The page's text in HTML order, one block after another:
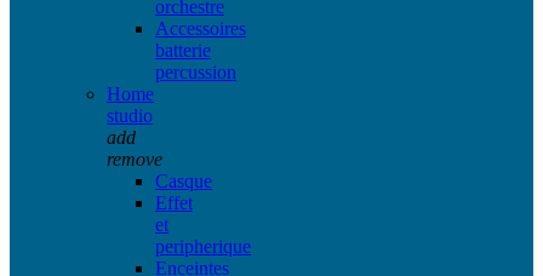
orchestre
Accessoires
batterie
percussion
Home
studio
add
remove
Casque
Effet
et
peripherique
Enceintes